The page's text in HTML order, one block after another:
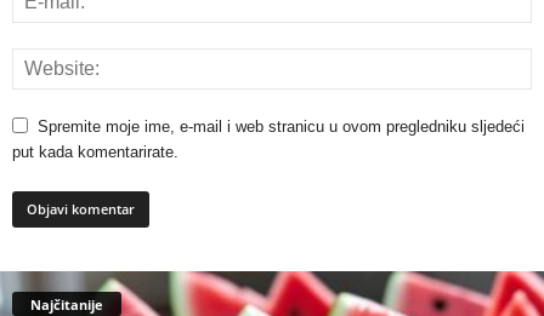
Spremite moje ime, e-mail i web stranicu u ovom pregledniku sljedeći
put kada komentarirate.
Najčitanije